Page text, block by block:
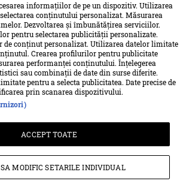
si conditii
Despre cookies
Despre Unica
Echipa Unica
Sitemap
Contact
Romanesti si din Bucataria internationala
Decizia ONJN nr. 821/25.09.2025.
noroc sunt interzise minorilor.
© Ringier Romania, 2026
All rights reserved
informațiilor de pe un dispozitiv. Utilizarea
conținutului personalizat. Măsurarea
Dezvoltarea și îmbunătățirea serviciilor.
pentru selectarea publicității personalizate.
de conținut personalizat. Utilizarea datelor limitate
Crearea profilurilor pentru publicitate
performanței conținutului. Înțelegerea
sau combinații de date din surse diferite.
pentru a selecta publicitatea. Date precise de
prin scanarea dispozitivului.
ACCEPT TOATE
MODIFIC SETARILE INDIVIDUAL